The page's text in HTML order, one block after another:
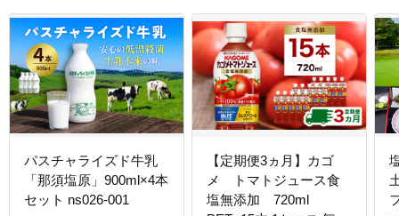
パスチャライズド牛乳
「那須塩原」900ml×4本
セット ns026-001
【定期便3ヵ月】カゴ
メ トマトジュース食
塩無添加 720ml